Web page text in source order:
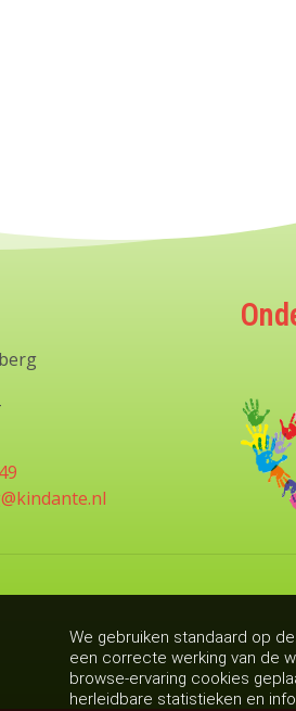
We gebruiken standaard op
een correcte werking van de
browse-ervaring cookies
herleidbare statistieken en